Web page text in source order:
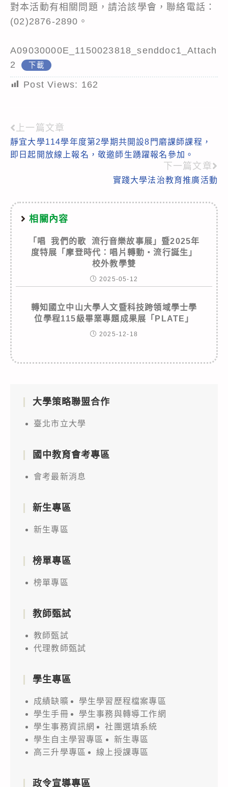
對本活動有相關問題，請洽該學會，聯絡電話：
(02)2876-2890。
A09030000E_1150023818_senddoc1_Attach
2
下載
Post Views: 162
Read
more
上一篇文章
靜宜大學114學年度第2學期共開設8門磨課師課程，
即日起開放線上報名，敬邀師生踴躍報名參加。
下一篇文章
實踐大學法治教育推廣活動
相關內容
「唱 我們的歌 流行音樂故事展」暨2025年
度特展「摩登時代：唱片轉動‧流行誕生」
校外教學雙
2025-05-12
轉知國立中山大學人文暨科技跨領域學士學
位學程115級畢業專題成果展「PLATE」
2025-12-18
大學策略聯盟合作
臺北市立大學
國中教育會考專區
會考最新消息
新生專區
新生專區
榜單專區
榜單專區
教師甄試
教師甄試
代理教師甄試
學生專區
成績缺曠
學生學習歷程檔案專區
學生手冊
學生事務與轉導工作網
學生事務資訊網
社團選填系統
學生自主學習專區
新生專區
高三升學專區
線上授課專區
政令宣導專區